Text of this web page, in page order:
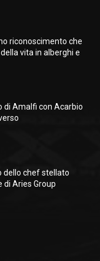
riconoscimento che
vita in alberghi e
di Amalfi con Acarbio
dello chef stellato
di Aries Group